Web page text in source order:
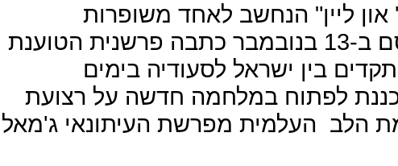
ליין" הנחשב לאחד משופרות
התעמולה הקטארית פרסם ב-13 בנובמבר כתבה פרשנית הטוענת
בין ישראל לסעודיה בימים
לפתוח במלחמה חדשה על רצועת
הלב העלמית מפרשת העיתונאי ג'מאל